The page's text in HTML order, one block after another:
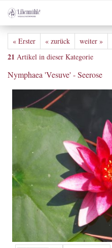
« Erster « zurück weiter »
21 Artikel in dieser Kategorie
Nymphaea 'Vesuve' - Seerose